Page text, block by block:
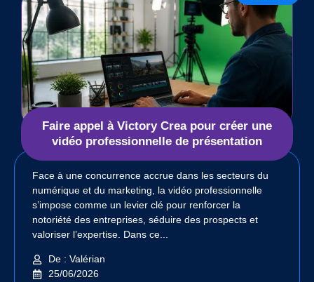
Faire appel à Victory Crea pour créer une
vidéo professionnelle de présentation
Face à une concurrence accrue dans les secteurs du
numérique et du marketing, la vidéo professionnelle
s’impose comme un levier clé pour renforcer la
notoriété des entreprises, séduire des prospects et
valoriser l’expertise. Dans ce...
De : Valérian
25/06/2026